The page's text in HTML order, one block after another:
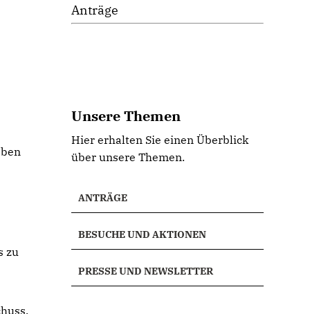
zu
Anträge
Unsere Themen
Hier erhalten Sie einen Überblick
über unsere Themen.
ANTRÄGE
BESUCHE UND AKTIONEN
PRESSE UND NEWSLETTER